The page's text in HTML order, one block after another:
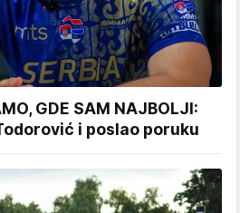
GDE SAM NAJBOLJI:
i poslao poruku